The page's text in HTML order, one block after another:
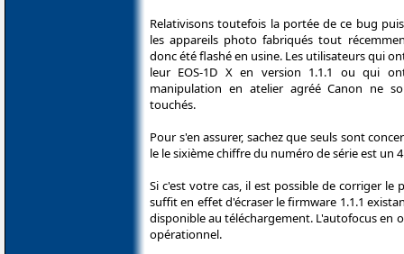
Relativisons toutefois la portée de ce bug
les appareils photo fabriqués tout
donc été flashé en usine. Les utilisateurs qui
leur EOS-1D X en version 1.1.1 ou qui
manipulation en atelier agréé Canon ne
touchés.
Pour s'en assurer, sachez que seuls sont
le le sixième chiffre du numéro de série est un
Si c'est votre cas, il est possible de corriger le
suffit en effet d'écraser le firmware 1.1.1
disponible au téléchargement. L'autofocus en
opérationnel.